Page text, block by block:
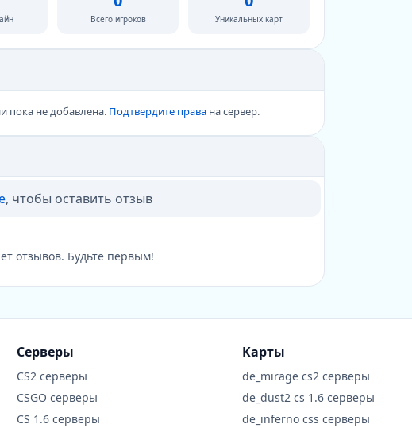
Всего игроков Уникальных карт
пока не добавлена. Подтвердите правана сервер.
, чтобы оставить отзыв
отзывов. Будьте первым!
Серверы
CS2 серверы
CSGO серверы
CS 1.6 серверы
Карты
de_mirage cs2 серверы
de_dust2 cs 1.6 серверы
de_inferno css серверы